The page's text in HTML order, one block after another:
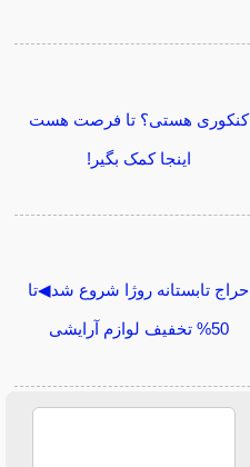
کنکوری هستی؟ تا فرصت هست
اینجا کمک بگیر!
حراج تابستانه روژا شروع شد◀تا
50% تخفیف لوازم آرایشی